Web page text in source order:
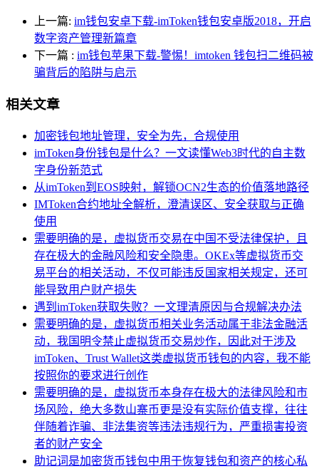
上一篇: im钱包安卓下载-imToken钱包安卓版2018，开启
数字资产管理新篇章
下一篇 : im钱包苹果下载-警惕！imtoken 钱包扫二维码被
骗背后的陷阱与启示
相关文章
加密钱包地址管理，安全为先，合规使用
imToken身份钱包是什么？一文读懂Web3时代的自主数
字身份新范式
从imToken到EOS映射，解锁OCN2生态的价值落地路径
IMToken合约地址全解析，澄清误区、安全获取与正确
使用
需要明确的是，虚拟货币交易在中国不受法律保护，且
存在极大的金融风险和安全隐患。OKEx等虚拟货币交
易平台的相关活动，不仅可能违反国家相关规定，还可
能导致用户财产损失
遇到imToken获取失败？一文理清原因与合规解决办法
需要明确的是，虚拟货币相关业务活动属于非法金融活
动，我国明令禁止虚拟货币交易炒作，因此对于涉及
imToken、Trust Wallet这类虚拟货币钱包的内容，我不能
按照你的要求进行创作
需要明确的是，虚拟货币本身存在极大的法律风险和市
场风险，绝大多数山寨币更是没有实际价值支撑，往往
伴随着诈骗、非法集资等违法违规行为，严重损害投资
者的财产安全
助记词是加密货币钱包中用于恢复钱包和资产的核心私